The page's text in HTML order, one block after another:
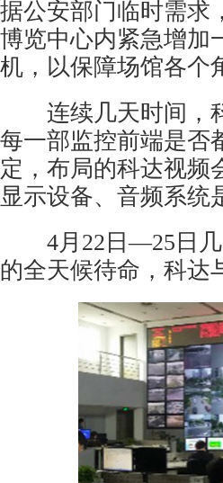
据公安部门临时需
博览中心内紧急增加
机，以保障场馆各个
连续几天时间，科
每一部监控前端是否
定，布局的科达视频
显示设备、音频系统
4月22日—25日几
的全天候待命，科达